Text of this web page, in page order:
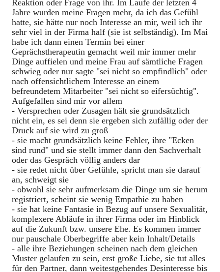
Reaktion oder Frage von ihr. Im Laufe der letzten 4
Jahre wurden meine Fragen mehr, da ich das Gefühl
hatte, sie hätte nur noch Interesse an mir, weil ich ihr
sehr viel in der Firma half (sie ist selbständig). Im Mai
habe ich dann einen Termin bei einer
Geprächstherapeutin gemacht weil mir immer mehr
Dinge auffielen und meine Frau auf sämtliche Fragen
schwieg oder nur sagte "sei nicht so empfindlich" oder
nach offensichtlichem Interesse an einem
befreundetem Mitarbeiter "sei nicht so eifersüchtig".
Aufgefallen sind mir vor allem
- Versprechen oder Zusagen hält sie grundsätzlich
nicht ein, es sei denn sie ergeben sich zufällig oder der
Druck auf sie wird zu groß
- sie macht grundsätzlich keine Fehler, ihre "Ecken
sind rund" und sie stellt immer dann den Sachverhalt
oder das Gespräch völlig anders dar
- sie redet nicht über Gefühle, spricht man sie darauf
an, schweigt sie
- obwohl sie sehr aufmerksam die Dinge um sie herum
registriert, scheint sie wenig Empathie zu haben
- sie hat keine Fantasie in Bezug auf unsere Sexualität,
komplexere Abläufe in ihrer Firma oder im Hinblick
auf die Zukunft bzw. unsere Ehe. Es kommen immer
nur pauschale Oberbegriffe aber kein Inhalt/Details
- alle ihre Beziehungen scheinen nach dem gleichen
Muster gelaufen zu sein, erst große Liebe, sie tut alles
für den Partner, dann weitestgehendes Desinteresse bis